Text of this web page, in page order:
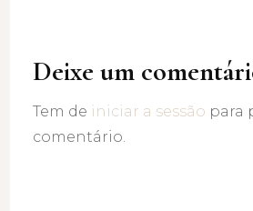
Deixe um
Tem de iniciar a sessão para
comentário.